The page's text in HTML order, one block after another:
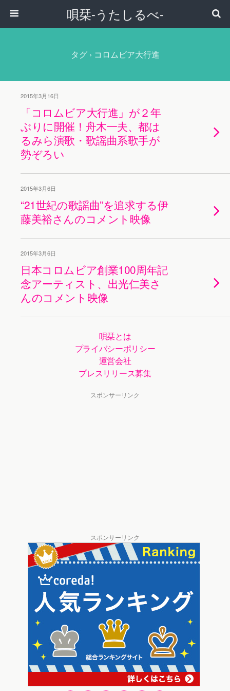
唄栞-うたしるべ-
タグ › コロムビア大行進
2015年3月16日
「コロムビア大行進」が２年
ぶりに開催！舟木一夫、都は
るみら演歌・歌謡曲系歌手が
勢ぞろい
2015年3月6日
“21世紀の歌謡曲”を追求する伊
藤美裕さんのコメント映像
2015年3月6日
日本コロムビア創業100周年記
念アーティスト、出光仁美さ
んのコメント映像
唄栞とは
プライバシーポリシー
運営会社
プレスリリース募集
スポンサーリンク
スポンサーリンク